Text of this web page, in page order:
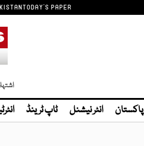
TODAY'S PAPER
پاکستان انٹر نیشنل ٹاپ ٹرینڈ